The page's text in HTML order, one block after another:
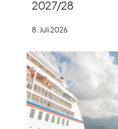
2027/​28
8. Juli 2026